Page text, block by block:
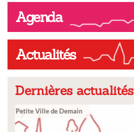
Agenda
Actualités
Dernières actualités